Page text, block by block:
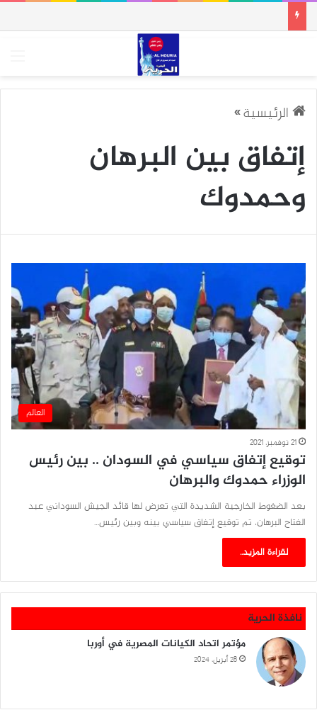
الرئيسية»
إتفاق بين البرهان
وحمدوك
العالم
21 نوفمبر، 2021
توقيع إتفاق سياسي في السودان .. بين رئيس
الوزراء حمدوك والبرهان
بعد الضغوط الخارجية الشديدة التي تعرض لها قائد الجيش السوداني عبد
الفتاح البرهان، تم توقيع إتفاق سياسي بينه وبين رئيس…
لقراءة المزيد..
نافذة الحرية
مؤتمر اتحاد الكيانات المصرية في أوربا
28 أبريل، 2024